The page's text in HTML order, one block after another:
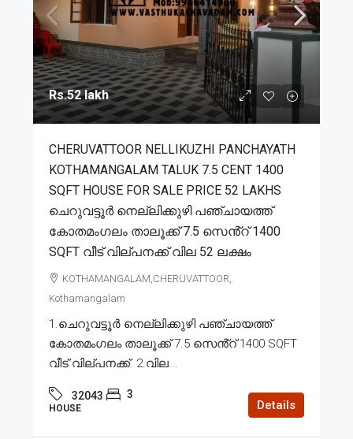
Rs.52 lakh
CHERUVATTOOR NELLIKUZHI PANCHAYATH
KOTHAMANGALAM TALUK 7.5 CENT 1400
SQFT HOUSE FOR SALE PRICE 52 LAKHS
ചെറുവട്ടൂർ നെല്ലിക്കുഴി പഞ്ചായത്ത്
കോതമംഗലം താലൂക്ക് 7.5 സെൻ്റ് 1400
SQFT വീട് വില്പനക്ക് വില 52 ലക്ഷം
KOTHAMANGALAM,CHERUVATTOOR,
Kothamangalam
1.ചെറുവട്ടൂർ നെല്ലിക്കുഴി പഞ്ചായത്ത്
കോതമംഗലം താലൂക്ക് 7.5 സെൻ്റ് 1400 SQFT
വീട് വില്പനക്ക്. 2.വില...
32043 3
HOUSE Details